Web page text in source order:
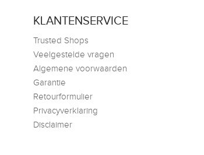
KLANTENSERVICE
Trusted Shops
Veelgestelde vragen
Algemene voorwaarden
Garantie
Retourformulier
Privacyverklaring
Disclaimer